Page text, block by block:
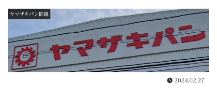
ヤマザキパン問題
2024.02.27